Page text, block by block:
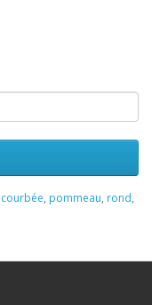
courbée, pommeau, rond,